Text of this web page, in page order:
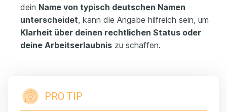
dein Name von typisch deutschen Namen
unterscheidet, kann die Angabe hilfreich sein, um
Klarheit über deinen rechtlichen Status oder
deine Arbeitserlaubnis zu schaffen.
PRO TIP